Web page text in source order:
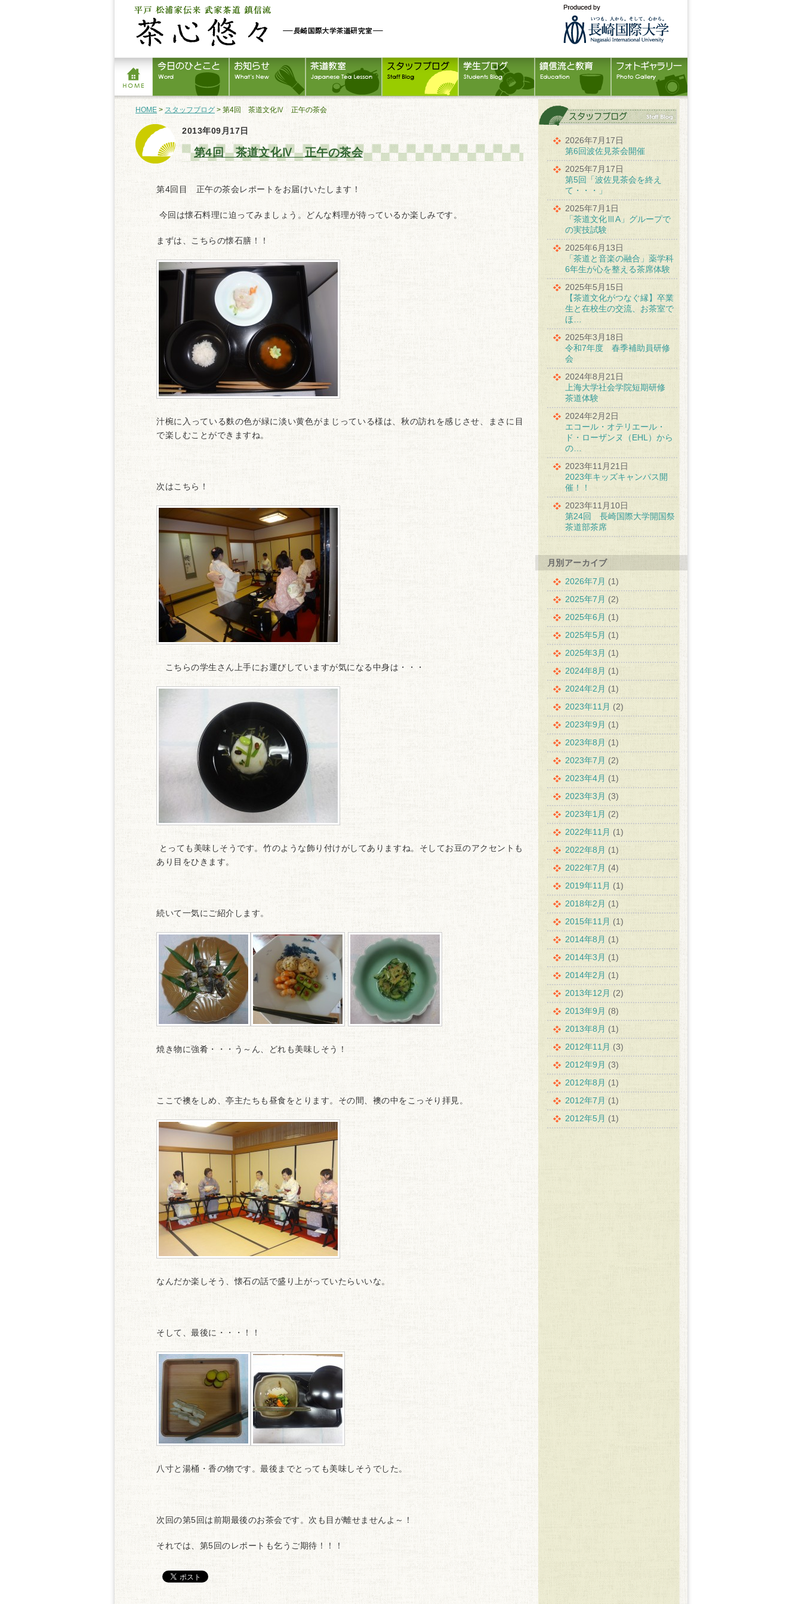
HOME > スタッフブログ> 第4回 茶道文化Ⅳ 正午の茶会
2013年09月17日
第4回 茶道文化Ⅳ 正午の茶会
第4回目 正午の茶会レポートをお届けいたします！
今回は懐石料理に迫ってみましょう。どんな料理が待っているか楽しみです。
まずは、こちらの懐石膳！！
汁椀に入っている麩の色が緑に淡い黄色がまじっている様は、秋の訪れを感じさせ、まさに目
で楽しむことができますね。
次はこちら！
こちらの学生さん上手にお運びしていますが気になる中身は・・・
とっても美味しそうです。竹のような飾り付けがしてありますね。そしてお豆のアクセントも
あり目をひきます。
続いて一気にご紹介します。
焼き物に強肴・・・う～ん、どれも美味しそう！
ここで襖をしめ、亭主たちも昼食をとります。その間、襖の中をこっそり拝見。
なんだか楽しそう、懐石の話で盛り上がっていたらいいな。
そして、最後に・・・！！
八寸と湯桶・香の物です。最後までとっても美味しそうでした。
次回の第5回は前期最後のお茶会です。次も目が離せませんよ～！
それでは、第5回のレポートも乞うご期待！！！
2026年7月17日
第6回波佐見茶会開催
2025年7月17日
第5回「波佐見茶会を終え
て・・・」
2025年7月1日
「茶道文化ⅢA」グループで
の実技試験
2025年6月13日
「茶道と音楽の融合」薬学科
6年生が心を整える茶席体験
2025年5月15日
【茶道文化がつなぐ縁】卒業
生と在校生の交流、お茶室で
ほ…
2025年3月18日
令和7年度 春季補助員研修
会
2024年8月21日
上海大学社会学院短期研修
茶道体験
2024年2月2日
エコール・オテリエール・
ド・ローザンヌ（EHL）から
の…
2023年11月21日
2023年キッズキャンパス開
催！！
2023年11月10日
第24回 長崎国際大学開国祭
茶道部茶席
月別アーカイブ
2026年7月 (1)
2025年7月 (2)
2025年6月 (1)
2025年5月 (1)
2025年3月 (1)
2024年8月 (1)
2024年2月 (1)
2023年11月 (2)
2023年9月 (1)
2023年8月 (1)
2023年7月 (2)
2023年4月 (1)
2023年3月 (3)
2023年1月 (2)
2022年11月 (1)
2022年8月 (1)
2022年7月 (4)
2019年11月 (1)
2018年2月 (1)
2015年11月 (1)
2014年8月 (1)
2014年3月 (1)
2014年2月 (1)
2013年12月 (2)
2013年9月 (8)
2013年8月 (1)
2012年11月 (3)
2012年9月 (3)
2012年8月 (1)
2012年7月 (1)
2012年5月 (1)